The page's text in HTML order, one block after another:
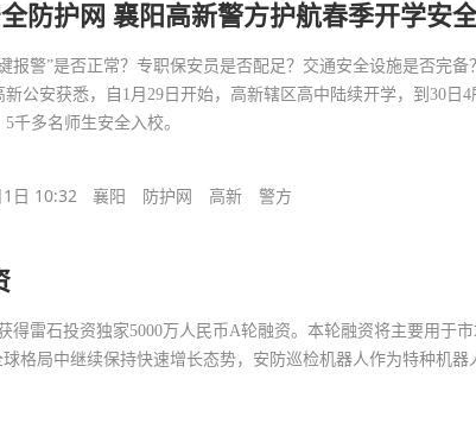
防护网 襄阳高新警方护航春季开学安
报警”是否正常？专职保安员是否配足？交通安全设施是否完备
新公安获悉，自1月29日开始，高新辖区高中陆续开学，到30日4
千多名师生安全入校。
日 10:32 襄阳 防护网 高新 警方
雷石投资独家5000万人民币A轮融资。本轮融资将主要用于市
格局中继续保持快速增长态势，安防巡检机器人作为特种机器